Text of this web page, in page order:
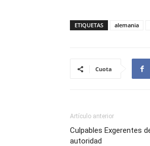
ETIQUETAS alemania
Cuota
Artículo anterior
Culpables Exgerentes
autoridad